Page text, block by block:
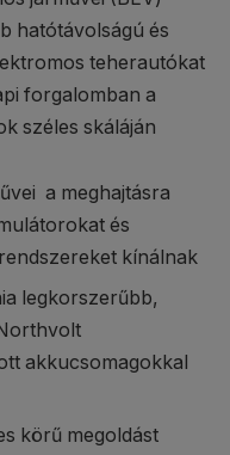
hatótávolságú és
teherautókat
forgalomban a
széles skáláján
a meghajtásra
és
kínálnak
legkorszerűbb,
akkucsomagokkal
körű megoldást